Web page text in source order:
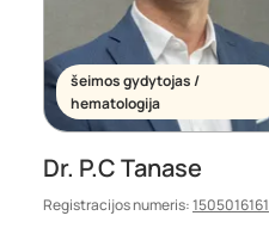
šeimos gydytojas /
hematologija
Dr. P.C Tanase
Registracijos numeris:1505016161